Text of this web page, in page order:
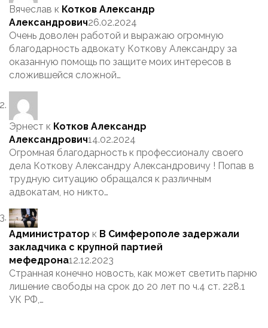
Вячеслав к Котков Александр
Александрович26.02.2024
Очень доволен работой и выражаю огромную
благодарность адвокату Коткову Александру за
оказанную помощь по защите моих интересов в
сложившейся сложной…
Эрнест к Котков Александр
Александрович14.02.2024
Огромная благодарность к профессионалу своего
дела Коткову Александру Александровичу ! Попав в
трудную ситуацию обращался к различным
адвокатам, но никто…
Администратор к В Симферополе задержали
закладчика с крупной партией
мефедрона12.12.2023
Странная конечно новость, как может светить парню
лишение свободы на срок до 20 лет по ч.4 ст. 228.1
УК РФ,…